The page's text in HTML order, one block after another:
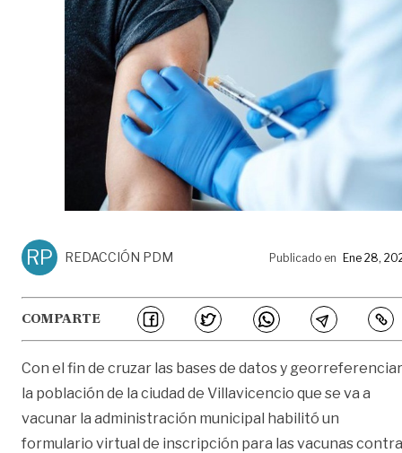
RP REDACCIÓN PDM Publicado en Ene 28,
COMPARTE
Con el fin de cruzar las bases de datos y georreferenciar
la población de la ciudad de Villavicencio que se va a
vacunar la administración municipal habilitó un
formulario virtual de inscripción para las vacunas contra